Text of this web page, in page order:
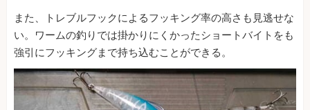
また、トレブルフックによるフッキング率の高さも見逃せな
い。ワームの釣りでは掛かりにくかったショートバイトをも
強引にフッキングまで持ち込むことができる。